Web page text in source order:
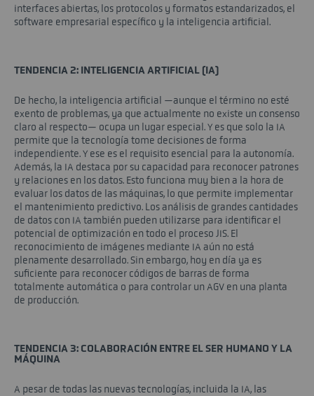
interfaces abiertas, los protocolos y formatos estandarizados, el
software empresarial específico y la inteligencia artificial.
TENDENCIA 2: INTELIGENCIA ARTIFICIAL (IA)
De hecho, la inteligencia artificial —aunque el término no esté
exento de problemas, ya que actualmente no existe un consenso
claro al respecto— ocupa un lugar especial. Y es que solo la IA
permite que la tecnología tome decisiones de forma
independiente. Y ese es el requisito esencial para la autonomía.
Además, la IA destaca por su capacidad para reconocer patrones
y relaciones en los datos. Esto funciona muy bien a la hora de
evaluar los datos de las máquinas, lo que permite implementar
el mantenimiento predictivo. Los análisis de grandes cantidades
de datos con IA también pueden utilizarse para identificar el
potencial de optimización en todo el proceso JIS. El
reconocimiento de imágenes mediante IA aún no está
plenamente desarrollado. Sin embargo, hoy en día ya es
suficiente para reconocer códigos de barras de forma
totalmente automática o para controlar un AGV en una planta
de producción.
TENDENCIA 3: COLABORACIÓN ENTRE EL SER HUMANO Y LA
MÁQUINA
A pesar de todas las nuevas tecnologías, incluida la IA, las